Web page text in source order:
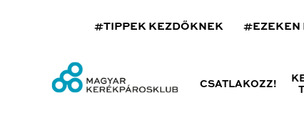
#TIPPEK KEZDŐKNEK #EZEKEN
CSATLAKOZZ!